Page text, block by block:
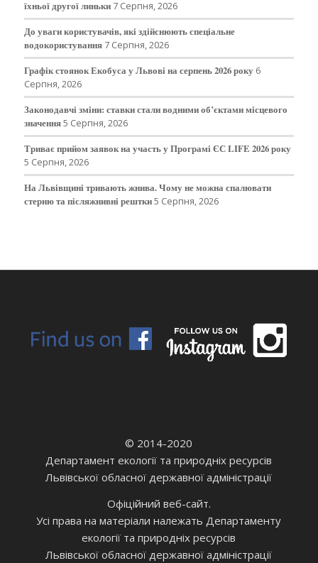
їхньої другої линьки 7 Серпня, 2026
До уваги користувачів, які здійснюють спеціальне
водокористування 7 Серпня, 2026
Графік стоянок Екобуса у Львові на серпень 2026 року 6
Серпня, 2026
Законодавчі зміни: ставки стали водними об’єктами місцевого
значення5 Серпня, 2026
Триває прийом заявок на участь у Програмі ЄС LIFE 2026 року
5 Серпня, 2026
На Львівщині тривають жнива. Чому не можна спалювати
стерню та післяжнивні рештки5 Серпня, 2026
© 2014-2020
Департамент екології та природніх ресурсів
Львівської обласної державної адміністрації
Офіційний веб-сайт.
Усі права на матеріали належать Департаменту
екології та природніх ресурсів
Львівської обласної державної адміністрації